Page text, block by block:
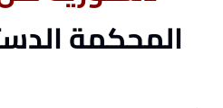
المحكمة